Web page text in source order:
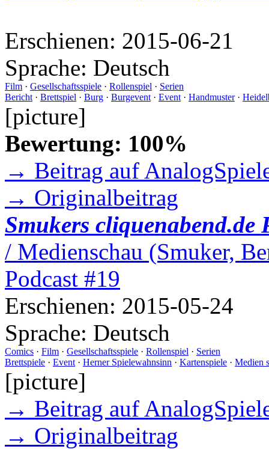
Erschienen: 2015-06-21
Sprache: Deutsch
Film · Gesellschaftsspiele · Rollenspiel · Serien
Bericht · Brettspiel · Burg · Burgevent · Event · Handmuster·
[picture]
Bewertung: 100%
→ Beitrag auf
→ Originalbeitrag
Smukers cliquenabend.de
/ Medienschau (Smuker,
Podcast #19
Erschienen: 2015-05-24
Sprache: Deutsch
Comics · Film · Gesellschaftsspiele · Rollenspiel · Serien
Brettspiele · Event · Herner Spielewahnsinn · Kartenspiele · Medien
[picture]
→ Beitrag auf
→ Originalbeitrag